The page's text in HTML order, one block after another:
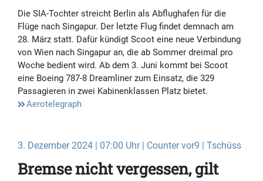
Die SIA-Tochter streicht Berlin als Abflughafen für die
Flüge nach Singapur. Der letzte Flug findet demnach am
28. März statt. Dafür kündigt Scoot eine neue Verbindung
von Wien nach Singapur an, die ab Sommer dreimal pro
Woche bedient wird. Ab dem 3. Juni kommt bei Scoot
eine Boeing 787-8 Dreamliner zum Einsatz, die 329
Passagieren in zwei Kabinenklassen Platz bietet.
Aerotelegraph
3. Dezember 2024 | 07:00 Uhr | Counter vor9 | Tschüss
Bremse nicht vergessen, gilt